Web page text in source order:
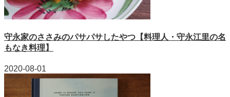
守永家のささみのパサパサしたやつ【料理人・守永江里の名
もなき料理】
2020-08-01